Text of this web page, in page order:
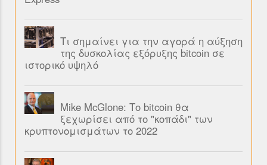
Τι σημαίνει για την αγορά η αύξηση
της δυσκολίας εξόρυξης bitcoin σε
ιστορικό υψηλό
Mike McGlone: Το bitcoin θα
ξεχωρίσει από το "κοπάδι" των
κρυπτονομισμάτων το 2022